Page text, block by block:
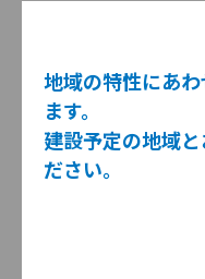
地域の特性にあ
ます。
建設予定の地域
ださい。外壁材